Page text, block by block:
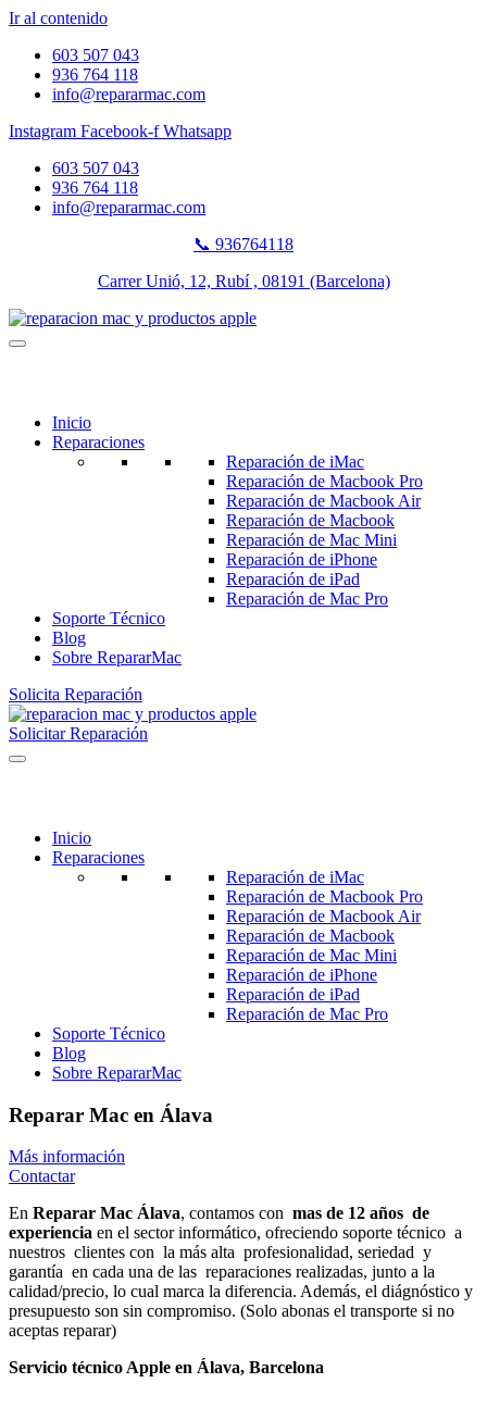
Ir al contenido
603 507 043
936 764 118
info@repararmac.com
Instagram Facebook-f Whatsapp
603 507 043
936 764 118
info@repararmac.com
📞 936764118
Carrer Unió, 12, Rubí , 08191 (Barcelona)
Inicio
Reparaciones
Reparación de iMac
Reparación de Macbook Pro
Reparación de Macbook Air
Reparación de Macbook
Reparación de Mac Mini
Reparación de iPhone
Reparación de iPad
Reparación de Mac Pro
Soporte Técnico
Blog
Sobre RepararMac
Solicita Reparación
Solicitar Reparación
Inicio
Reparaciones
Reparación de iMac
Reparación de Macbook Pro
Reparación de Macbook Air
Reparación de Macbook
Reparación de Mac Mini
Reparación de iPhone
Reparación de iPad
Reparación de Mac Pro
Soporte Técnico
Blog
Sobre RepararMac
Reparar Mac en Álava
Más información
Contactar
En Reparar Mac Álava, contamos con mas de 12 años de
experiencia en el sector informático, ofreciendo soporte técnico a
nuestros clientes con la más alta profesionalidad, seriedad y
garantía en cada una de las reparaciones realizadas, junto a la
calidad/precio, lo cual marca la diferencia. Además, el diágnóstico y
presupuesto son sin compromiso. (Solo abonas el transporte si no
aceptas reparar)
Servicio técnico Apple en Álava, Barcelona